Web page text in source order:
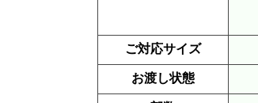
ご対応サイズ
お渡し状態